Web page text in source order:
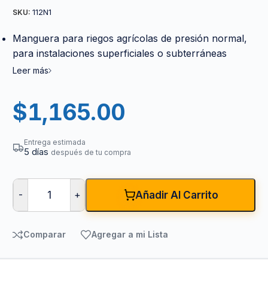
SKU: 112N1
Manguera para riegos agrícolas de presión normal,
para instalaciones superficiales o subterráneas
Leer más
$1,165.00
Entrega estimada
5 días después de tu compra
- + Añadir Al Carrito
Comparar Agregar a mi Lista